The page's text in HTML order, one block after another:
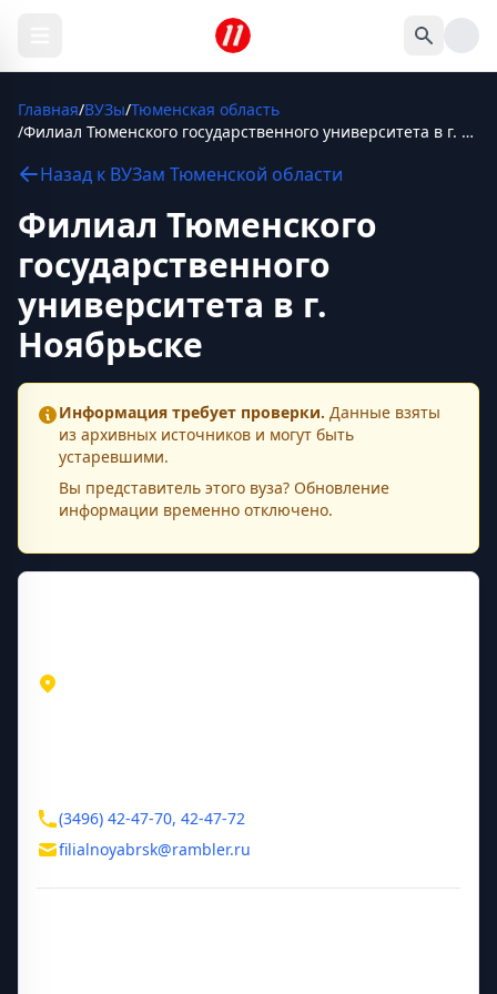
Главная/ВУЗы/Тюменская область
/
Филиал Тюменского государственного университета в г. Ноябрьске
Назад к ВУЗам Тюменской области
Филиал Тюменского
государственного
университета в г.
Ноябрьске
Информация требует проверки. Данные взяты
из архивных источников и могут быть
устаревшими.
Вы представитель этого вуза? Обновление
информации временно отключено.
(3496) 42-47-70, 42-47-72
filialnoyabrsk@rambler.ru